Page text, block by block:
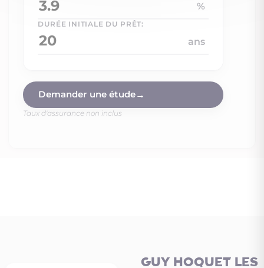
Non soumis au DPE
%
DURÉE INITIALE DU PRÊT:
ans
Demander une étude
Taux d'assurance non inclus
GUY HOQUET LES